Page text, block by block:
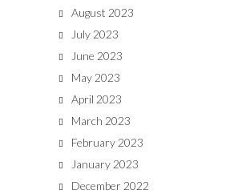
August 2023
July 2023
June 2023
May 2023
April 2023
March 2023
February 2023
January 2023
December 2022